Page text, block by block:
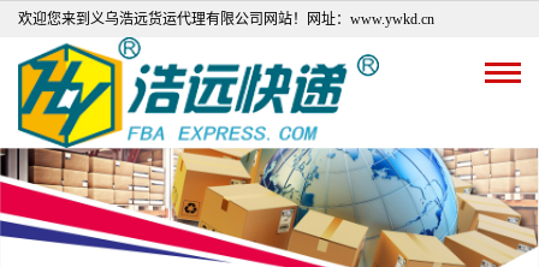
欢迎您来到义乌浩远货运代理有限公司网站！网址：www.ywkd.cn